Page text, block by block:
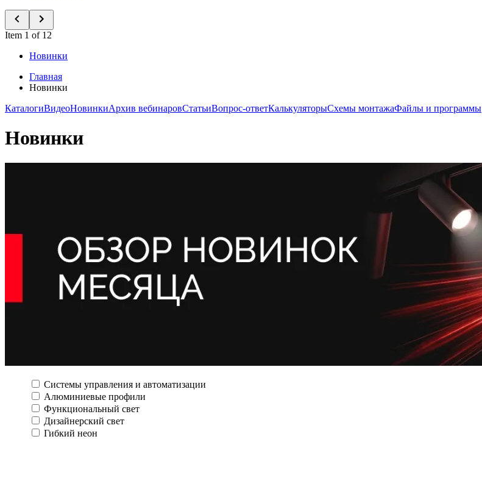
Item 1 of 12
Новинки
Главная
Новинки
КаталогиВидеоНовинкиАрхив вебинаровСтатьиВопрос-ответКалькуляторыСхемы монтажаФайлы и программы
Новинки
Системы управления и автоматизации
Алюминиевые профили
Функциональный свет
Дизайнерский свет
Гибкий неон